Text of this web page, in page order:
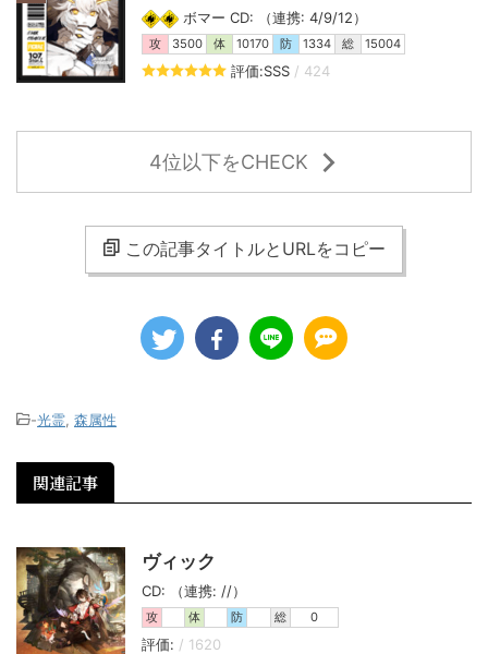
ボマー CD: （連携: 4/9/12）
攻 3500 体 10170 防 1334 総 15004
評価:SSS / 424
4位以下をCHECK
この記事タイトルとURLをコピー
-光霊 森属性
関連記事
ヴィック
CD: （連携: //）
攻 体 防 総 0
評価: / 1620